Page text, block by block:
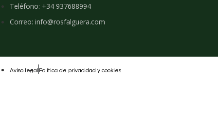
Teléfono: +34 937688994
Correo: info@rosfalguera.com
Aviso legal Política de privacidad y cookies